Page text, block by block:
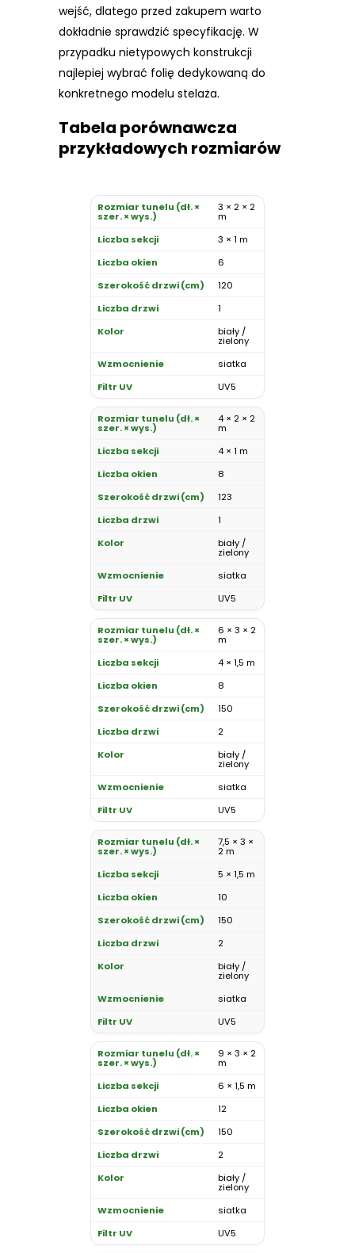
wejść, dlatego przed zakupem warto
dokładnie sprawdzić specyfikację. W
przypadku nietypowych konstrukcji
najlepiej wybrać folię dedykowaną do
konkretnego modelu stelaża.
Tabela porównawcza
przykładowych rozmiarów
3 × 2 × 2
m
3 × 1 m
6
120
1
biały /
zielony
siatka
UV5
4 × 2 × 2
m
4 × 1 m
8
123
1
biały /
zielony
siatka
UV5
6 × 3 × 2
m
4 × 1,5 m
8
150
2
biały /
zielony
siatka
UV5
7,5 × 3 ×
2 m
5 × 1,5 m
10
150
2
biały /
zielony
siatka
UV5
9 × 3 × 2
m
6 × 1,5 m
12
150
2
biały /
zielony
siatka
UV5